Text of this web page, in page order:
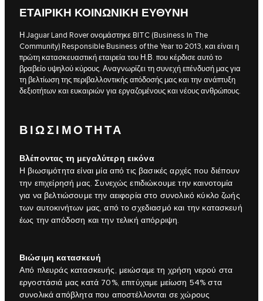
ΕΤΑΙΡΙΚΗ ΚΟΙΝΩΝΙΚΗ ΕΥΘΥΝΗ
Η Jaguar Land Rover ονομάστηκε BITC (Business In The
Community) Responsible Business of the Year το 2013, και είναι η
πρώτη κατασκευαστική εταιρεία του Η.Β. που κέρδισε αυτό το
βραβείο υψηλού κύρους. Αναγνωρίζει τη συνεχή επένδυσή μας για
τη βελτίωση της περιβαλλοντικής απόδοσής μας και την ανάπτυξη
δεξιοτήτων και ευκαιριών για εργαζομένους και νέους ανθρώπους.
ΒΙΩΣΙΜΟΤΗΤΑ
Βλέποντας τη μεγαλύτερη εικόνα
Η βιωσιμότητα είναι μία από τις βασικές αρχές που διέπουν
την επιχείρησή μας. Συνεχώς επιδιώκουμε την καινοτομία
για να βελτιώσουμε την αειφορία στο συνολικό κύκλο ζωής
των αυτοκινήτων μας, από το σχεδιασμό και την κατασκευή
έως την απόδοση και την τελική απόρριψη.
Βιώσιμη κατασκευή
Από πλευράς κατασκευής, μειώσαμε τη χρήση νερού στα
εργοστάσιά μας κατά 70%, επιτύχαμε μείωση 54% στα
συνολικά απόβλητα που αποστέλλονται σε χώρους